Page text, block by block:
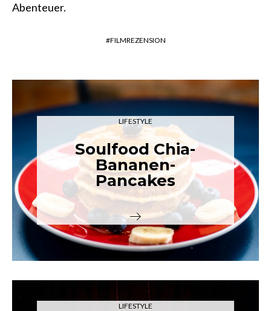
Abenteuer.
FILMREZENSION
LIFESTYLE
Soulfood Chia-
Bananen-
Pancakes
LIFESTYLE